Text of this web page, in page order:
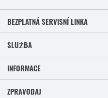
BEZPLATNÁ SERVISNÍ LINKA
SLUŽBA
INFORMACE
ZPRAVODAJ